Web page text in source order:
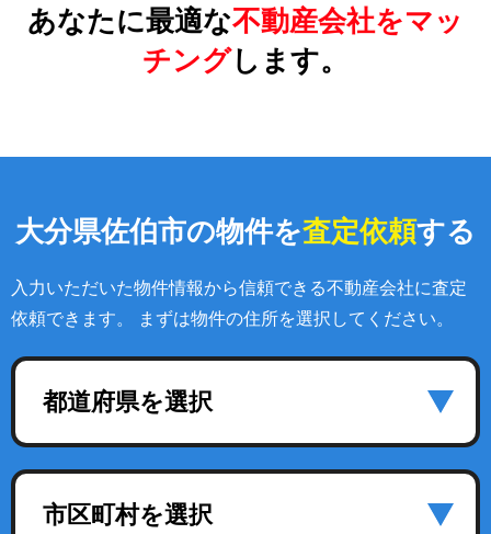
あなたに最適な不動産会社をマッ
チングします。
大分県佐伯市の物件を査定依頼する
入力いただいた物件情報から信頼できる不動産会社に査定
依頼できます。 まずは物件の住所を選択してください。
都道府県を選択
市区町村を選択